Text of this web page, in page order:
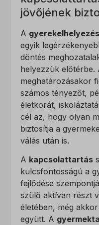
jövőjének
A gyerekelhelyezés
egyik
döntés
helyezzük előtérbe.
meghatározásakor
számos tényezőt,
életkorát,
cél az, hogy olyan
biztosítja a
válás után is.
A kapcsolattartás
kulcsfontosságú a
fejlődése
szülő aktívan részt
életében, még
együtt. A